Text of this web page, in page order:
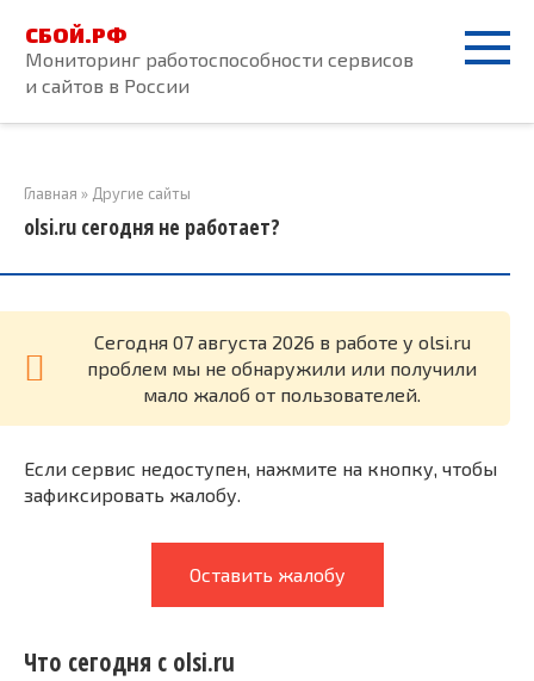
контенту
СБОЙ.РФ
Мониторинг работоспособности сервисов
и сайтов в России
Главная » Другие сайты
olsi.ru сегодня не работает?
Cегодня 07 августа 2026 в работе у olsi.ru
проблем мы не обнаружили или получили
мало жалоб от пользователей.
Если сервис недоступен, нажмите на кнопку, чтобы
зафиксировать жалобу.
Оставить жалобу
Что сегодня с olsi.ru